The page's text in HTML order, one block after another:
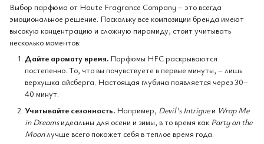
Выбор парфюма от Haute Fragrance Company – это всегда
эмоциональное решение. Поскольку все композиции бренда имеют
высокую концентрацию и сложную пирамиду, стоит учитывать
несколько моментов:
Дайте аромату время. Парфюмы HFC раскрываются
постепенно. То, что вы почувствуете в первые минуты, – лишь
верхушка айсберга. Настоящая глубина появляется через 30–
40 минут.
Учитывайте сезонность. Например, Devil's Intrigueи Wrap Me
in Dreamsидеальны для осени и зимы, в то время как Party on the
Moonлучше всего покажет себя в теплое время года.